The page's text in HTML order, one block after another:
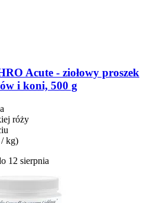
Acute -​ ziołowy proszek
i koni, 500 g
róży
/ kg)
12 sierpnia